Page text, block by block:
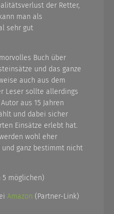
der Retter,
man als
sehr gut
Buch über
und das ganze
auch aus dem
Leser sollte allerdings
aus 15 Jahren
und dabei sicher
Einsätze erlebt hat.
wohl eher
ganz bestimmt nicht
möglichen)
Amazon (Partner-Link)